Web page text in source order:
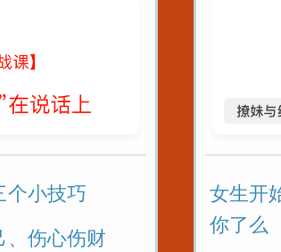
可以算是教科书式
的例子
以后有人故意刁难
个小技巧
、伤心伤财
女生开
你了么